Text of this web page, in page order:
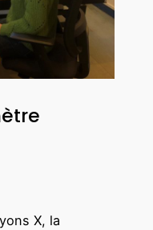
X, la